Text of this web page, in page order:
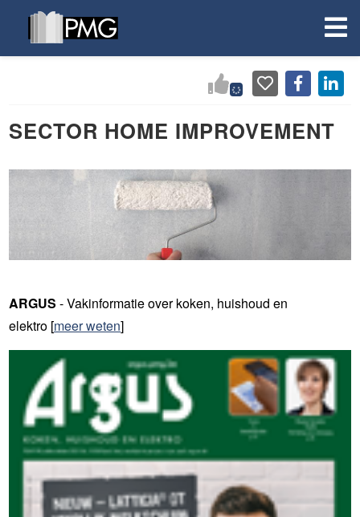
SECTOR HOME IMPROVEMENT
ARGUS - Vakinformatie over koken, huishoud en
elektro [meer weten]